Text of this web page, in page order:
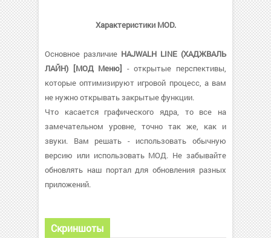
Характеристики MOD.
Основное различие HAJWALH LINE (ХАДЖВАЛЬ
ЛАЙН) [МОД Меню] - открытые перспективы,
которые оптимизируют игровой процесс, а вам
не нужно открывать закрытые функции.
Что касается графического ядра, то все на
замечательном уровне, точно так же, как и
звуки. Вам решать - использовать обычную
версию или использовать МОД. Не забывайте
обновлять наш портал для обновления разных
приложений.
Скриншоты